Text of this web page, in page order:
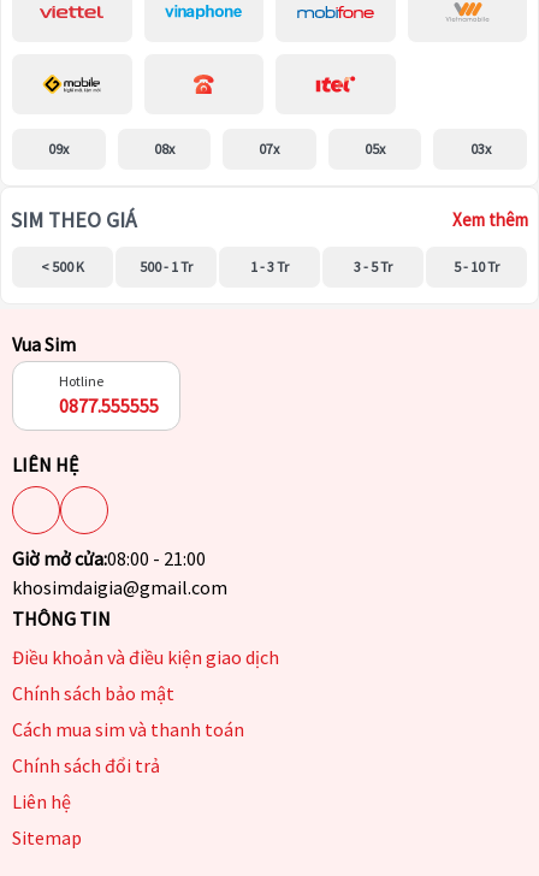
09x 08x 07x 05x 03x
SIM THEO GIÁ Xem thêm
< 500 K 500 - 1 Tr 1 - 3 Tr 3 - 5 Tr 5 - 10 Tr
Vua Sim
Hotline
0877.555555
LIÊN HỆ
Giờ mở cửa:08:00 - 21:00
khosimdaigia@gmail.com
THÔNG TIN
Điều khoản và điều kiện giao dịch
Chính sách bảo mật
Cách mua sim và thanh toán
Chính sách đổi trả
Liên hệ
Sitemap